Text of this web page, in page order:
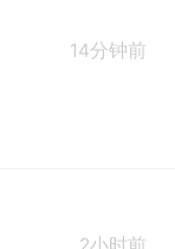
14分钟前